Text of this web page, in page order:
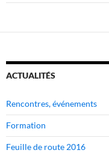
ACTUALITÉS
Rencontres, événements
Formation
Feuille de route 2016